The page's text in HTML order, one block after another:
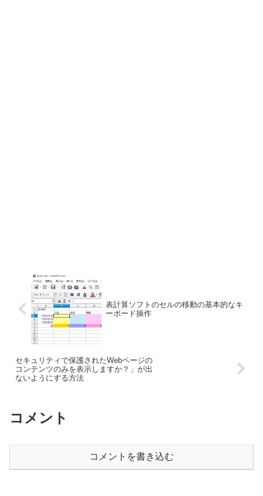
表計算ソフトのセルの移動の基本的なキ
ーボード操作
セキュリティで保護されたWebページの
コンテンツのみを表示しますか？」が出
ないようにする方法
コメント
コメントを書き込む